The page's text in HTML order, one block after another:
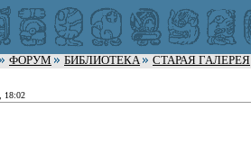
ФОРУМ БИБЛИОТЕКА
СТАРАЯ ГАЛЕРЕЯ
, 18:02